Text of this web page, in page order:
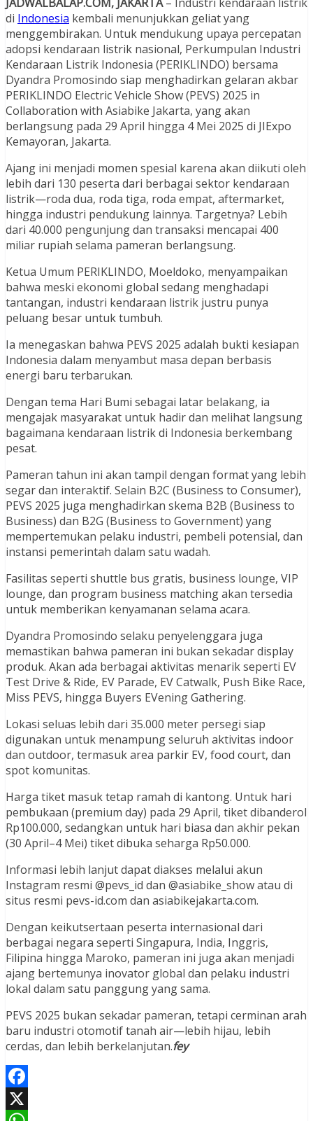
di Indonesia kembali menunjukkan geliat yang
menggembirakan. Untuk mendukung upaya percepatan
adopsi kendaraan listrik nasional, Perkumpulan Industri
Kendaraan Listrik Indonesia (PERIKLINDO) bersama
Dyandra Promosindo siap menghadirkan gelaran akbar
PERIKLINDO Electric Vehicle Show (PEVS) 2025 in
Collaboration with Asiabike Jakarta, yang akan
berlangsung pada 29 April hingga 4 Mei 2025 di JIExpo
Kemayoran, Jakarta.
Ajang ini menjadi momen spesial karena akan diikuti oleh
lebih dari 130 peserta dari berbagai sektor kendaraan
listrik—roda dua, roda tiga, roda empat, aftermarket,
hingga industri pendukung lainnya. Targetnya? Lebih
dari 40.000 pengunjung dan transaksi mencapai 400
miliar rupiah selama pameran berlangsung.
Ketua Umum PERIKLINDO, Moeldoko, menyampaikan
bahwa meski ekonomi global sedang menghadapi
tantangan, industri kendaraan listrik justru punya
peluang besar untuk tumbuh.
Ia menegaskan bahwa PEVS 2025 adalah bukti kesiapan
Indonesia dalam menyambut masa depan berbasis
energi baru terbarukan.
Dengan tema Hari Bumi sebagai latar belakang, ia
mengajak masyarakat untuk hadir dan melihat langsung
bagaimana kendaraan listrik di Indonesia berkembang
pesat.
Pameran tahun ini akan tampil dengan format yang lebih
segar dan interaktif. Selain B2C (Business to Consumer),
PEVS 2025 juga menghadirkan skema B2B (Business to
Business) dan B2G (Business to Government) yang
mempertemukan pelaku industri, pembeli potensial, dan
instansi pemerintah dalam satu wadah.
Fasilitas seperti shuttle bus gratis, business lounge, VIP
lounge, dan program business matching akan tersedia
untuk memberikan kenyamanan selama acara.
Dyandra Promosindo selaku penyelenggara juga
memastikan bahwa pameran ini bukan sekadar display
produk. Akan ada berbagai aktivitas menarik seperti EV
Test Drive & Ride, EV Parade, EV Catwalk, Push Bike Race,
Miss PEVS, hingga Buyers EVening Gathering.
Lokasi seluas lebih dari 35.000 meter persegi siap
digunakan untuk menampung seluruh aktivitas indoor
dan outdoor, termasuk area parkir EV, food court, dan
spot komunitas.
Harga tiket masuk tetap ramah di kantong. Untuk hari
pembukaan (premium day) pada 29 April, tiket dibanderol
Rp100.000, sedangkan untuk hari biasa dan akhir pekan
(30 April–4 Mei) tiket dibuka seharga Rp50.000.
Informasi lebih lanjut dapat diakses melalui akun
Instagram resmi @pevs_id dan @asiabike_show atau di
situs resmi pevs-id.com dan asiabikejakarta.com.
Dengan keikutsertaan peserta internasional dari
berbagai negara seperti Singapura, India, Inggris,
Filipina hingga Maroko, pameran ini juga akan menjadi
ajang bertemunya inovator global dan pelaku industri
lokal dalam satu panggung yang sama.
PEVS 2025 bukan sekadar pameran, tetapi cerminan arah
baru industri otomotif tanah air—lebih hijau, lebih
cerdas, dan lebih berkelanjutan.fey
Facebook